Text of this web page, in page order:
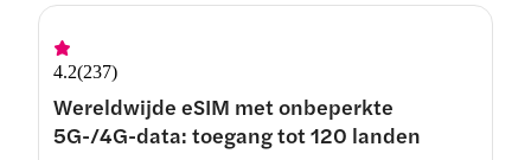
4.2(237)
Wereldwijde eSIM met onbeperkte
5G-/4G-data: toegang tot 120 landen